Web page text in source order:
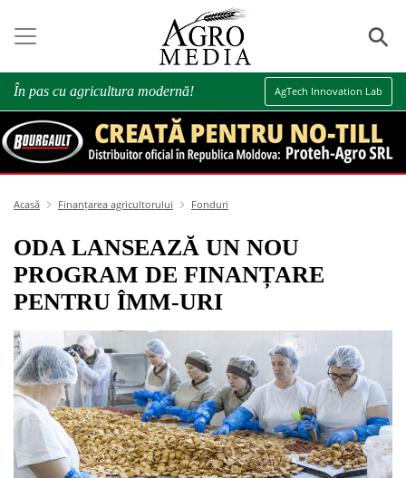
⚲
În pas cu agricultura modernă! AgTech Innovation Lab
Acasă Finanțarea agricultorului Fonduri
ODA LANSEAZĂ UN NOU
PROGRAM DE FINANȚARE
PENTRU ÎMM-URI